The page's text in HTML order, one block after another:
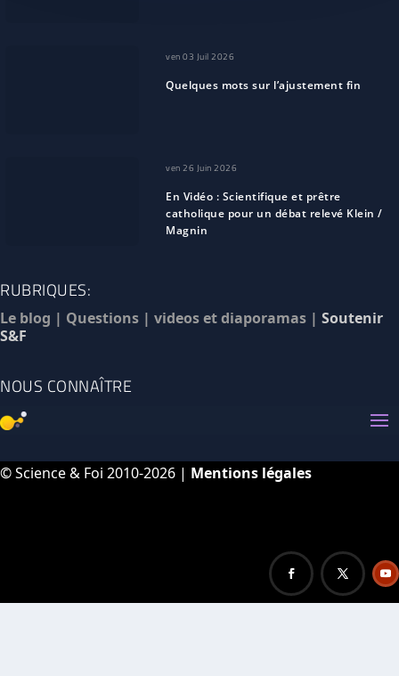
ven 03 Juil 2026
Quelques mots sur l’ajustement fin
ven 26 Juin 2026
En Vidéo : Scientifique et prêtre
catholique pour un débat relevé Klein /
Magnin
RUBRIQUES:
Le blog | Questions | videos et diaporamas | Soutenir
S&F
NOUS CONNAÎTRE
© Science & Foi 2010-2026 | Mentions légales